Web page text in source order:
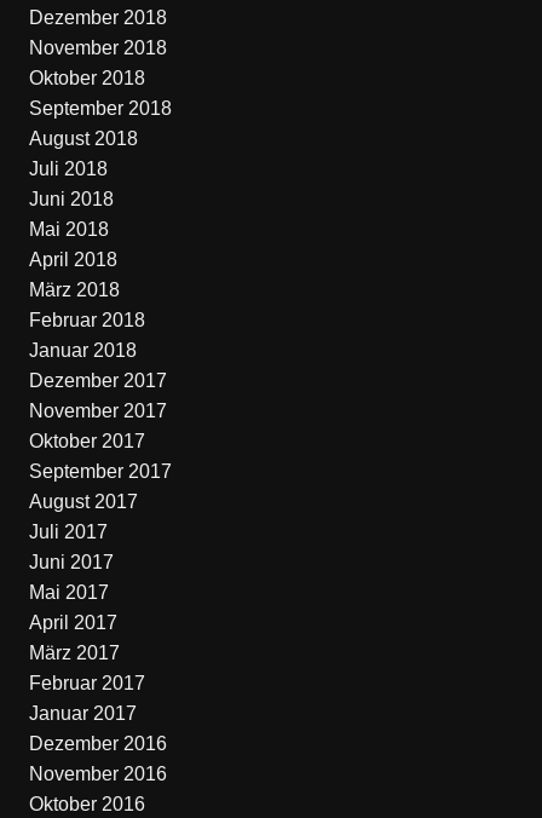
Dezember 2018
November 2018
Oktober 2018
September 2018
August 2018
Juli 2018
Juni 2018
Mai 2018
April 2018
März 2018
Februar 2018
Januar 2018
Dezember 2017
November 2017
Oktober 2017
September 2017
August 2017
Juli 2017
Juni 2017
Mai 2017
April 2017
März 2017
Februar 2017
Januar 2017
Dezember 2016
November 2016
Oktober 2016